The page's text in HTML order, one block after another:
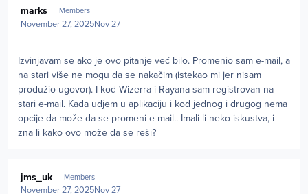
marks Members
November 27, 2025Nov 27
Izvinjavam se ako je ovo pitanje već bilo. Promenio sam e-mail, a
na stari više ne mogu da se nakačim (istekao mi jer nisam
produžio ugovor). I kod Wizerra i Rayana sam registrovan na
stari e-mail. Kada uđjem u aplikaciju i kod jednog i drugog nema
opcije da može da se promeni e-mail.. Imali li neko iskustva, i
zna li kako ovo može da se reši?
jms_uk Members
November 27, 2025Nov 27